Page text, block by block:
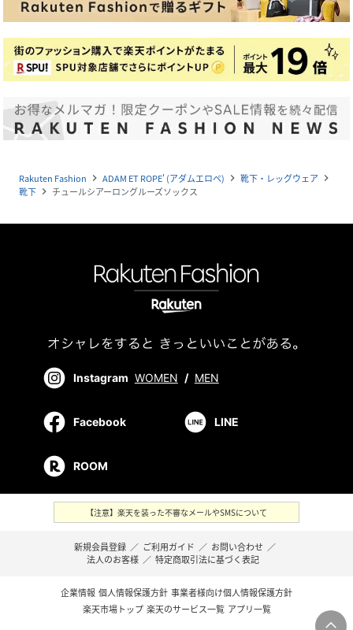
Rakuten Fashion navigate_next ADAM ET ROPE' (アダムエロペ) navigate_next 靴下・レッグウェア navigate_next
靴下 navigate_next チュールシアーロングルーズソックス
Instagram WOMEN / MEN
Facebook LINE
ROOM
【注意】楽天を装った不審なメールやSMSについて
新規会員登録 ／ ご利用ガイド ／ お問い合わせ ／
法人のお客様 ／ 特定商取引法に基づく表記
企業情報 個人情報保護方針 事業者様向け個人情報保護方針
楽天市場トップ 楽天のサービス一覧 アプリ一覧